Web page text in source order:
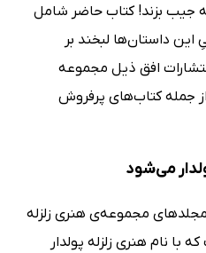
جیب بزند! کتاب حاضر شامل
داستان‌ها لبخند بر
افق ذیل مجموعه
جمله کتاب‌های پرفروش
می‌شود
مجلدهای مجموعه‌ی هنری زلزله
با نام هنری زلزله پولدار